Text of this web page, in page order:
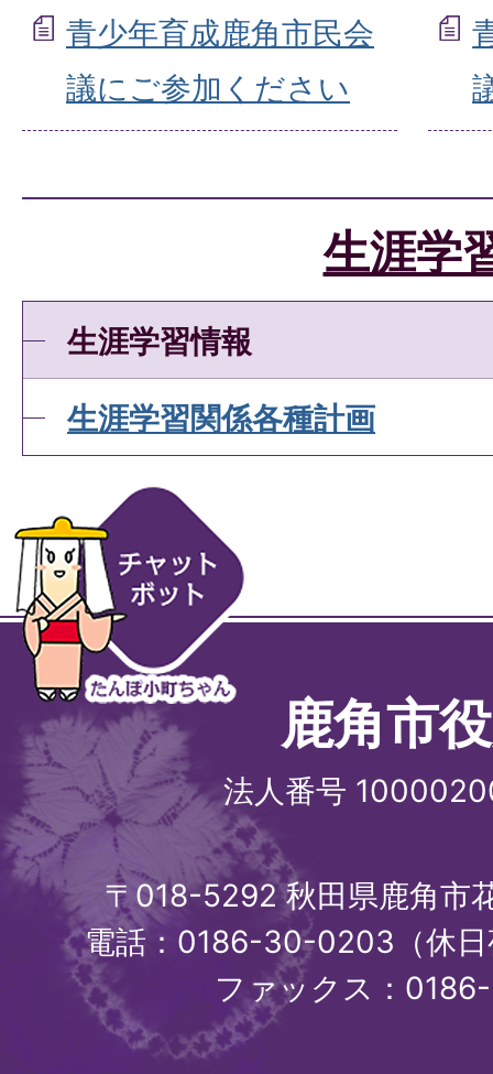
青少年育成鹿角市民会
議にご参加ください
生涯学
生涯学習情報
生涯学習関係各種計画
鹿角市
法人番号
〒018-5292 秋田県鹿角市
電話：0186-30-0203（休
ファックス：